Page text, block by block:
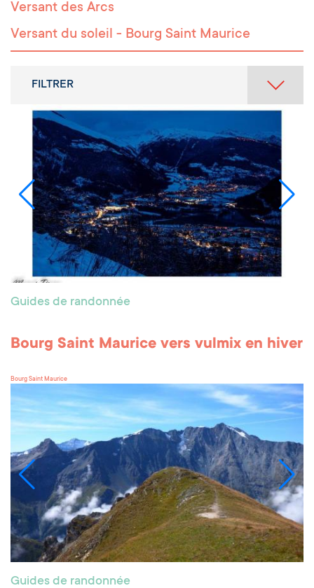
Versant des Arcs
Versant du soleil - Bourg Saint Maurice
FILTRER
Guides de randonnée
Bourg Saint Maurice vers vulmix en hiver
Bourg Saint Maurice
Guides de randonnée